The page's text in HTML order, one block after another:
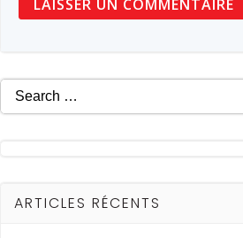
Search
for:
ARTICLES RÉCENTS